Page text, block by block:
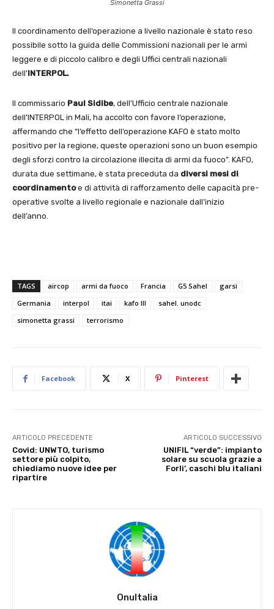
Simonetta Grassi
Il coordinamento dell’operazione a livello nazionale è stato reso
possibile sotto la guida delle Commissioni nazionali per le armi
leggere e di piccolo calibro e degli Uffici centrali nazionali
dell’INTERPOL.
Il commissario Paul Sidibe, dell’Ufficio centrale nazionale
dell’INTERPOL in Mali, ha accolto con favore l’operazione,
affermando che “l’effetto dell’operazione KAFO è stato molto
positivo per la regione, queste operazioni sono un buon esempio
degli sforzi contro la circolazione illecita di armi da fuoco”. KAFO,
durata due settimane, è stata preceduta da diversi mesi di
coordinamentoe di attività di rafforzamento delle capacità pre-
operative svolte a livello regionale e nazionale dall’inizio
dell’anno.
TAGS aircop armi da fuoco Francia G5 Sahel
garsi
Germania
interpol itai kafo III
sahel. unodc
simonetta grassi
terrorismo
Facebook X Pinterest
ARTICOLO PRECEDENTE
Covid: UNWTO, turismo
settore più colpito,
chiediamo nuove idee per
ripartire
ARTICOLO SUCCESSIVO
UNIFIL “verde”: impianto
solare su scuola grazie a
Forli’, caschi blu italiani
OnuItalia